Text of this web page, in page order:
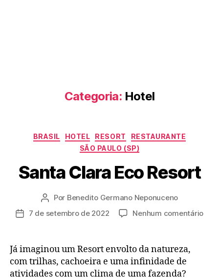
Categoria: Hotel
Categorias
BRASIL HOTEL RESORT
RESTAURANTE
SÃO PAULO (SP)
Santa Clara Eco Resort
Autor
Por Benedito Germano Neponuceno
Data7 de setembro de 2022 Nenhum comentárioem
Já imaginou um Resort envolto da natureza,
com trilhas, cachoeira e uma infinidade de
atividades com um clima de uma fazenda?